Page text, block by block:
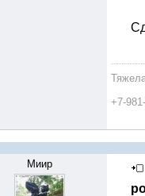
+7-
Миир